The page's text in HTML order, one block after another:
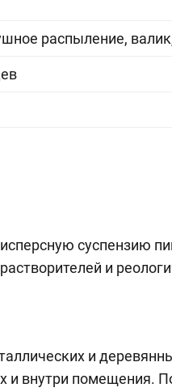
распыление,
суспензию
и
и
и внутри помещения.